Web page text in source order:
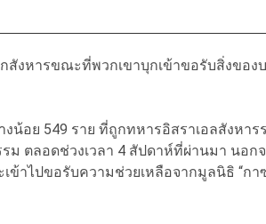
สังหารขณะที่พวกเขาบุกเข้าขอรับสิ่งของบ
งน้อย 549 ราย ที่ถูกทหารอิสราเอลสังหาร
ม ตลอดช่วงเวลา 4 สัปดาห์ที่ผ่านมา นอก
ข้าไปขอรับความช่วยเหลือจากมูลนิธิ “กา